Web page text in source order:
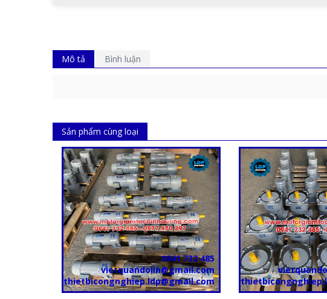
Mô tả Bình luận
Sản phẩm cùng loại
0941 732 485
vietquandolin@gmail.com
thietbicongnghiep.ldp@gmail.com